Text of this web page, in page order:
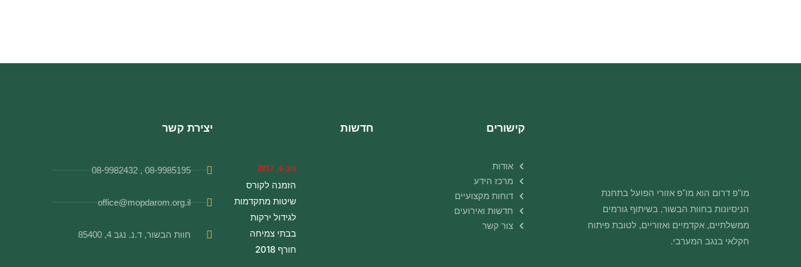
מו"פ דרום הוא מו"פ אזורי הפועל בתחנת
הניסיונות בחוות הבשור, בשיתוף גורמים
ממשלתיים, אקדמיים ואזוריים, לטובת פיתוח
חקלאי בנגב המערבי.
קישורים
אודות
מרכז הידע
דוחות מקצועיים
חדשות ואירועים
צור קשר
חדשות
נוב 6, 2017
הזמנה לקורס
שיטות מתקדמות
לגידול ירקות
בבתי צמיחה
חורף 2018
יצירת קשר
08-9985195 , 08-9982432
office@mopdarom.org.il
חוות הבשור, ד.נ. נגב 4, 85400